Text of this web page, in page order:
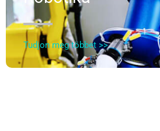
Tudjon meg többet >>